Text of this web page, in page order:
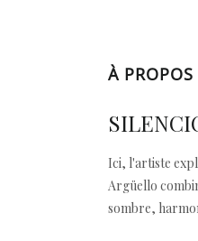
À
Ici, l'artiste
Argüello
sombre,